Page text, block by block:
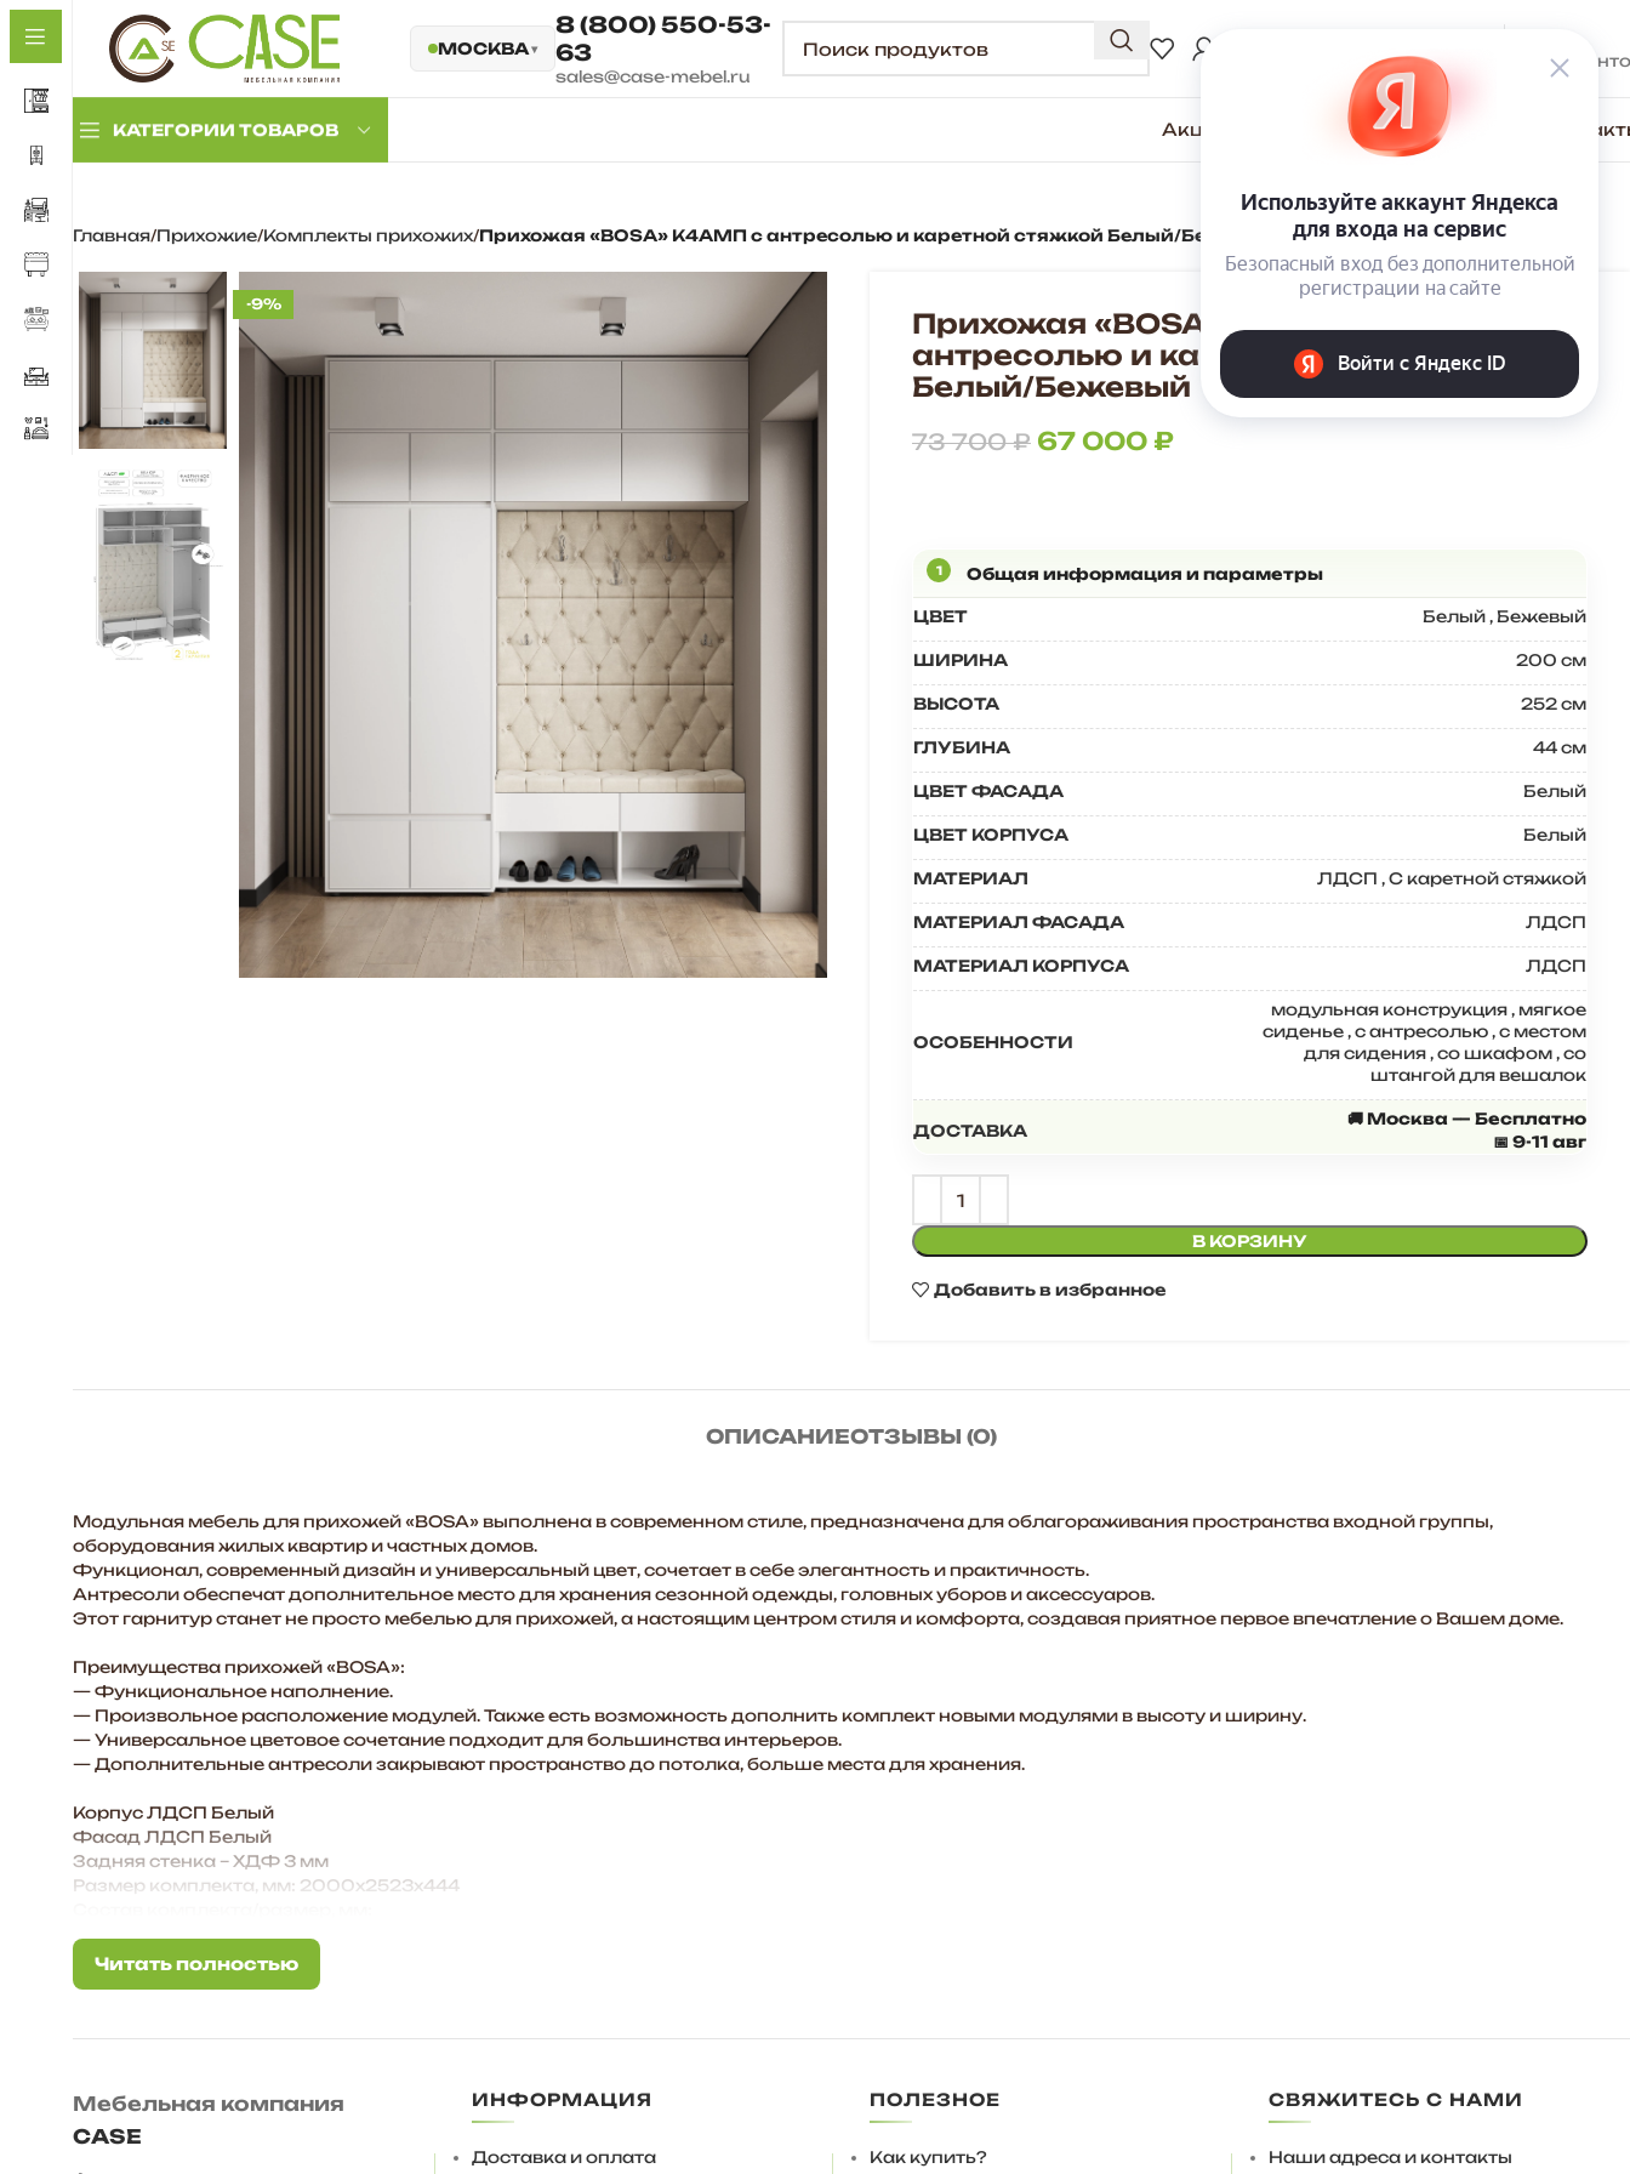
МОСКВА
8 (800) 550-53-
63
sales@case-mebel.ru
КАТЕГОРИИ ТОВАРОВ
прихожих
Прихожие с
антресолью
Прихожие с мягкой
панелью
Обувницы и тумбы
Комплектующие
Акции Для покупателей О компании
Главная Прихожие Комплекты прихожих Прихожая «BOSA» К4АМП с антресолью и каретной стяжкой Белый/Бежевый
-9%
Прихожая «BOSA» К4АМП с
антресолью и каретной стяжкой
Белый/Бежевый
73 700₽ 67 000 ₽
ЦВЕТ Белый,Бежевый
ШИРИНА 200 см
ВЫСОТА 252 см
ГЛУБИНА 44 см
ЦВЕТ ФАСАДА Белый
ЦВЕТ КОРПУСА Белый
МАТЕРИАЛ ЛДСП ,С каретной стяжкой
МАТЕРИАЛ ФАСАДА ЛДСП
МАТЕРИАЛ КОРПУСА ЛДСП
ОСОБЕННОСТИ
модульная конструкция, мягкое
сиденье,с антресолью,с местом
для сидения,со шкафом,со
штангой для вешалок
ДОСТАВКА
🚚 Москва — Бесплатно
📅 9-11 авг
В КОРЗИНУ
Добавить в избранное
ОПИСАНИЕОТЗЫВЫ (0)
Модульная мебель для прихожей «BOSA» выполнена в современном стиле, предназначена для облагораживания пространства входной группы,
оборудования жилых квартир и частных домов.
Функционал, современный дизайн и универсальный цвет, сочетает в себе элегантность и практичность.
Антресоли обеспечат дополнительное место для хранения сезонной одежды, головных уборов и аксессуаров.
Этот гарнитур станет не просто мебелью для прихожей, а настоящим центром стиля и комфорта, создавая приятное первое впечатление о Вашем доме.
Преимущества прихожей «BOSA»:
— Функциональное наполнение.
— Произвольное расположение модулей. Также есть возможность дополнить комплект новыми модулями в высоту и ширину.
— Универсальное цветовое сочетание подходит для большинства интерьеров.
— Дополнительные антресоли закрывают пространство до потолка, больше места для хранения.
Корпус ЛДСП Белый
Фасад ЛДСП Белый
Задняя стенка – ХДФ 3 мм
Размер комплекта, мм: 2000х2523х444
Тумба/ 1200х457х370
Вешалка/ 1200х1386х370
— Антресоли крепятся к стене на уголок мебельный с декоративной крышкой. Комплектуются обычными петлями (петли с доводчиками будут только мешать),
механическими толкателями push-to-open, межсекционными стяжками.
— Регулируемая опора 27 мм, вместо нее можно использовать подпятники 4 мм.
Читать полностью
Читать полностью
Мебельная компания
CASE
ИНФОРМАЦИЯ
Доставка и оплата
ПОЛЕЗНОЕ
Как купить?
СВЯЖИТЕСЬ С НАМИ
Наши адреса и контакты